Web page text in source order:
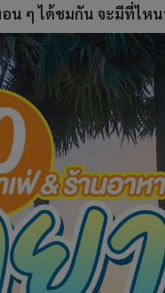
น ๆ ได้ชมกัน จะมีที่ไห